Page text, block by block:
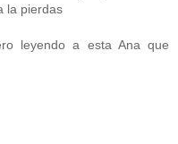
la pierdas
leyendo a esta Ana que